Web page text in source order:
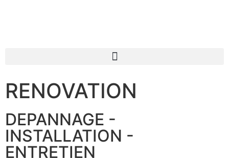
RENOVATION
DEPANNAGE -
INSTALLATION -
ENTRETIEN